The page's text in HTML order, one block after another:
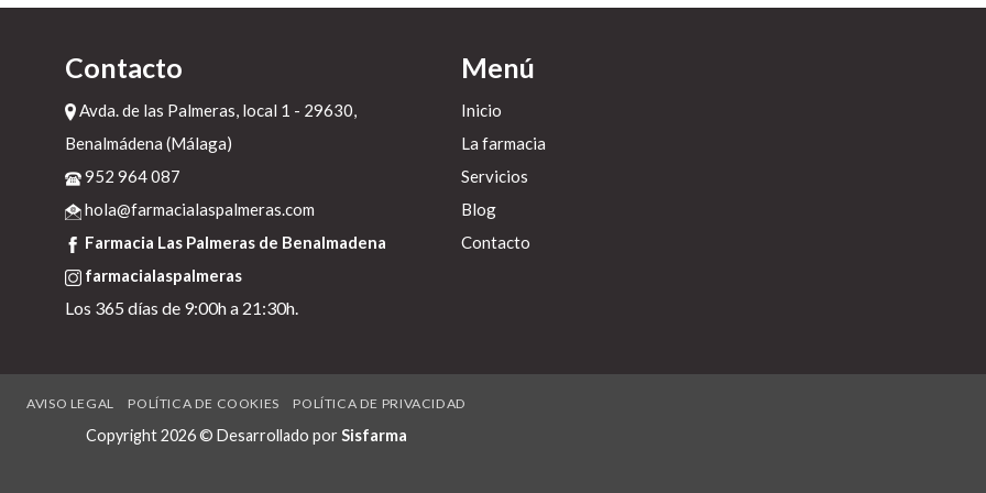
Contacto
Avda. de las Palmeras, local 1 - 29630,
Benalmádena (Málaga)
952 964 087
hola@farmacialaspalmeras.com
Farmacia Las Palmeras de Benalmadena
farmacialaspalmeras
Los 365 días de 9:00h a 21:30h.
Menú
Inicio
La farmacia
Servicios
Blog
Contacto
AVISO LEGAL POLÍTICA DE COOKIES POLÍTICA DE PRIVACIDAD
Copyright 2026 © Desarrollado por Sisfarma